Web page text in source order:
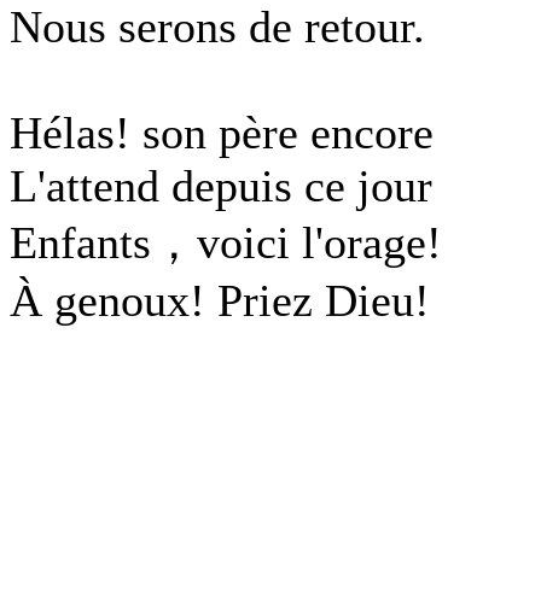
Nous serons de retour.
Hélas! son père encore
L'attend depuis ce jour
Enfants，voici l'orage!
À genoux! Priez Dieu!